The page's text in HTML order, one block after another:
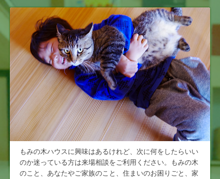
もみの木ハウスに興味はあるけれど、次に何をしたらいい
のか迷っている方は来場相談をご利用ください。もみの木
のこと、あなたやご家族のこと、住まいのお困りごと、家